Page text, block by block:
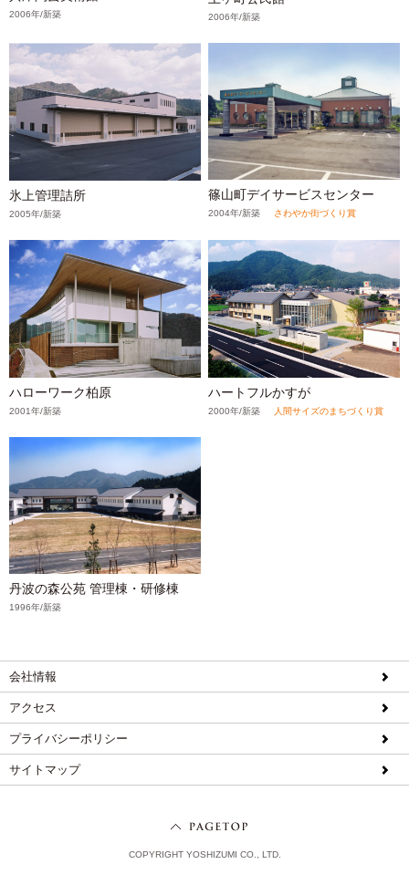
2006年/新築 2006年/新築
氷上管理詰所
2005年/新築
篠山町デイサービスセンター
2004年/新築 さわやか街づくり賞
ハローワーク柏原
2001年/新築
ハートフルかすが
2000年/新築 人間サイズのまちづくり賞
丹波の森公苑 管理棟・研修棟
1996年/新築
会社情報
アクセス
プライバシーポリシー
サイトマップ
COPYRIGHT YOSHIZUMI CO., LTD.